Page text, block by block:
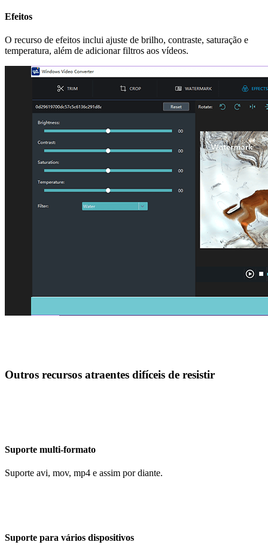
Efeitos
O recurso de efeitos inclui ajuste de brilho, contraste, saturação e
temperatura, além de adicionar filtros aos vídeos.
Outros recursos atraentes difíceis de resistir
Suporte multi-formato
Suporte avi, mov, mp4 e assim por diante.
Suporte para vários dispositivos